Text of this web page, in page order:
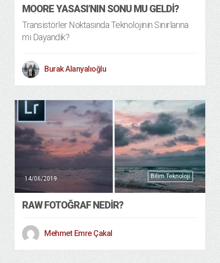
MOORE YASASI’NIN SONU MU GELDI?
Transistörler Noktasında Teknolojinin Sınırlarına
mı Dayandık?
Burak Alanyalıoğlu
Bilim Teknoloji
14/06/2019
RAW FOTOĞRAF NEDIR?
Mehmet Emre Çakal